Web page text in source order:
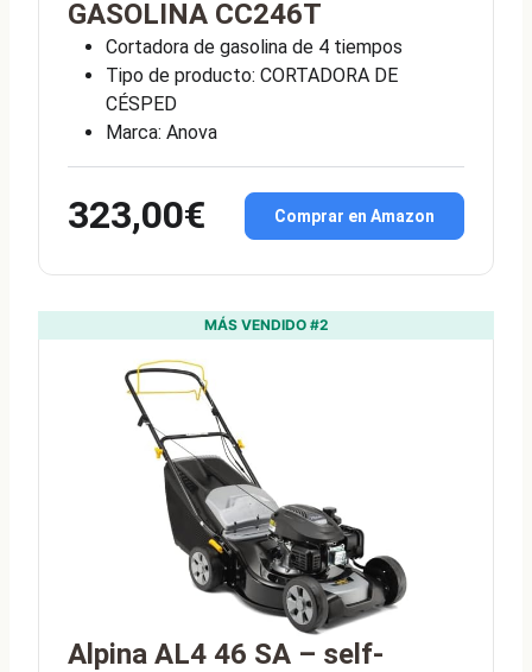
GASOLINA CC246T
Cortadora de gasolina de 4 tiempos
Tipo de producto: CORTADORA DE
CÉSPED
Marca: Anova
323,00€ Comprar en Amazon
MÁS VENDIDO #2
Alpina AL4 46 SA – self-